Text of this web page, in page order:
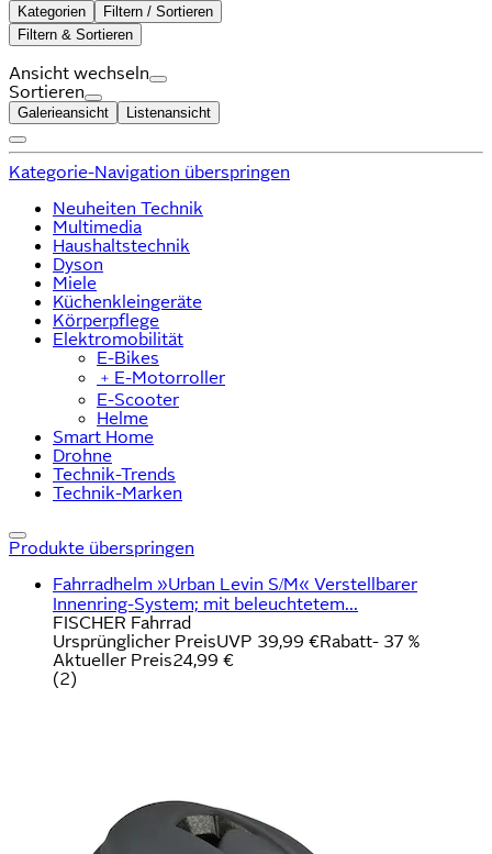
Kategorien
Filtern / Sortieren
Filtern & Sortieren
Ansicht wechseln
Sortieren
Galerieansicht Listenansicht
Kategorie-Navigation überspringen
Neuheiten Technik
Multimedia
Haushaltstechnik
Dyson
Miele
Küchenkleingeräte
Körperpflege
Elektromobilität
E-Bikes
﹢ E-Motorroller
E-Scooter
Helme
Smart Home
Drohne
Technik-Trends
Technik-Marken
Produkte überspringen
Fahrradhelm »Urban Levin S/M« Verstellbarer
Innenring-System; mit beleuchtetem...
FISCHER Fahrrad
Ursprünglicher PreisUVP 39,99 €Rabatt- 37 %
Aktueller Preis24,99 €
(2)